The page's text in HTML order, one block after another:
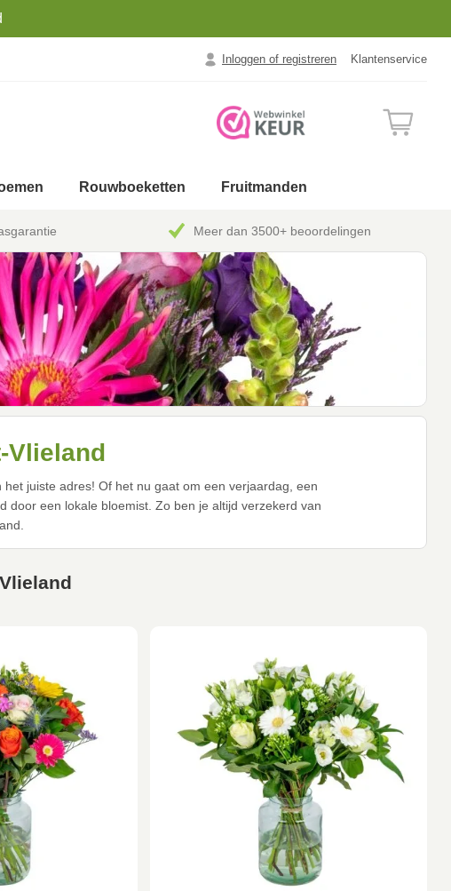
Inloggen of registreren Klantenservice
Rouwboeketten Fruitmanden
Meer dan 3500+ beoordelingen
Vlieland
juiste adres! Of het nu gaat om een verjaardag, een
door een lokale bloemist. Zo ben je altijd verzekerd van